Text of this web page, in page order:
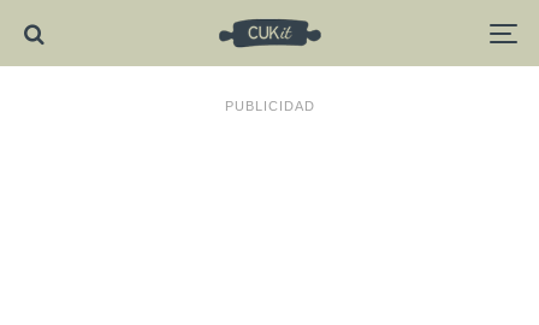
PUBLICIDAD